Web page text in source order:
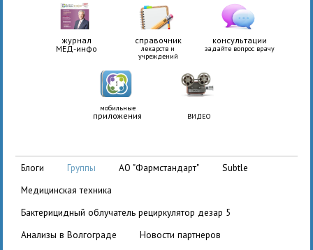
журнал
МЕД-инфо
справочник
лекарств и
учреждений
консультации
задайте вопрос врачу
мобильные
приложения ВИДЕО
блоги группы АО "Фармстандарт"
Subtle
медицинская техника
бактерицидный облучатель рециркулятор дезар 5
Анализы в Волгограде
Новости партнеров